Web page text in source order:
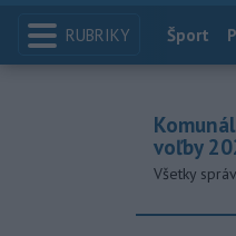
RUBRIKY Index
Šport
voľby
Všetky